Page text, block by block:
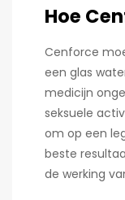
Hoe
Cenforce
een glas
medicijn
seksuele
om op een
beste
de werking